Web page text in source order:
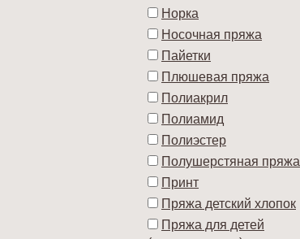
Норка
Носочная пряжа
Пайетки
Плюшевая пряжа
Полиакрил
Полиамид
Полиэстер
Полушерстяная пряжа
Принт
Пряжа детский хлопок
Пряжа для детей